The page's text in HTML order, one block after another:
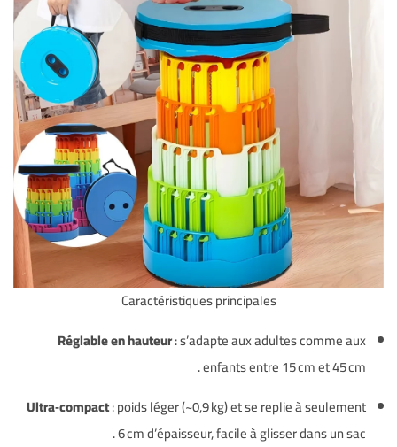
Caractéristiques principales
Réglable en hauteur: s’adapte aux adultes comme aux
enfants entre 15 cm et 45 cm
.
Ultra‑compact: poids léger (~0,9 kg) et se replie à seulement
6 cm d’épaisseur, facile à glisser dans un sac
.